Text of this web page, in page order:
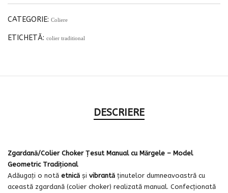
CATEGORIE: Coliere
ETICHETĂ: colier traditional
DESCRIERE
Zgardană/Colier Choker Țesut Manual cu Mărgele – Model
Geometric Tradițional
Adăugați o notă etnică și vibrantă ținutelor dumneavoastră cu
această zgardană (colier choker) realizată manual. Confecționată